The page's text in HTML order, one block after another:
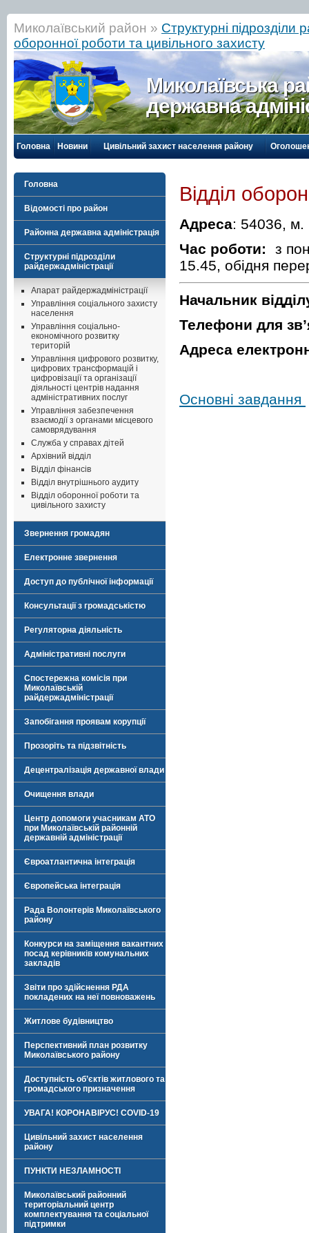
Миколаївський район » Структурні підрозділи
оборонної роботи та цивільного захисту
Миколаївська
державна
Головна Новини Цивільний захист населення району
Головна
Відомості про район
Районна державна адміністрація
Структурні підрозділи
райдержадміністрації
Апарат райдержадміністрації
Управління соціального захисту
населення
Управління соціально-
економічного розвитку
територій
Управління цифрового розвитку,
цифрових трансформацій і
цифровізації та організації
діяльності центрів надання
адміністративних послуг
Управління забезпечення
взаємодії з органами місцевого
самоврядування
Служба у справах дітей
Архівний відділ
Відділ фінансів
Відділ внутрішнього аудиту
Відділ оборонної роботи та
цивільного захисту
Звернення громадян
Електронне звернення
Доступ до публічної інформації
Консультації з громадськістю
Регуляторна діяльність
Адміністративні послуги
Спостережна комісія при
Миколаївській
райдержадміністрації
Запобігання проявам корупції
Прозоріть та підзвітність
Децентралізація державної влади
Очищення влади
Центр допомоги учасникам АТО
при Миколаївській районній
державній адміністрації
Євроатлантична інтеграція
Європейська інтеграція
Рада Волонтерів Миколаївського
району
Конкурси на заміщення вакантних
посад керівників комунальних
закладів
Звіти про здійснення РДА
покладених на неї повноважень
Житлове будівництво
Перспективний план розвитку
Миколаївського району
Доступність об’єктів житлового та
громадського призначення
УВАГА! КОРОНАВІРУС! COVID-19
Цивільний захист населення
району
ПУНКТИ НЕЗЛАМНОСТІ
Миколаївський районний
територіальний центр
комплектування та соціальної
підтримки
Відділ
Адреса: 54036, м.
Час роботи:
з
15.45, обідня
Начальник
Телефони для
Адреса
Основні завдання